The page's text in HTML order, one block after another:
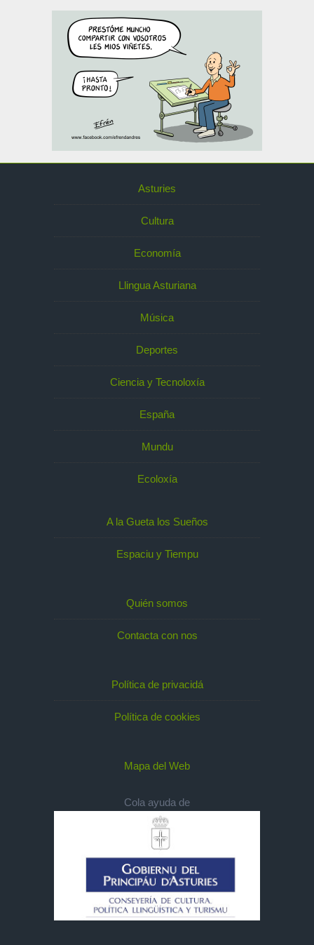
Asturies
Cultura
Economía
Llingua Asturiana
Música
Deportes
Ciencia y Tecnoloxía
España
Mundu
Ecoloxía
A la Gueta los Sueños
Espaciu y Tiempu
Quién somos
Contacta con nos
Política de privacidá
Política de cookies
Mapa del Web
Cola ayuda de